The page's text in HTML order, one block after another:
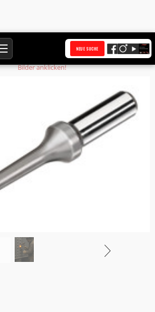
NEUE SUCHE
14-16 E23x65 L 185 mm
Bilder anklicken!